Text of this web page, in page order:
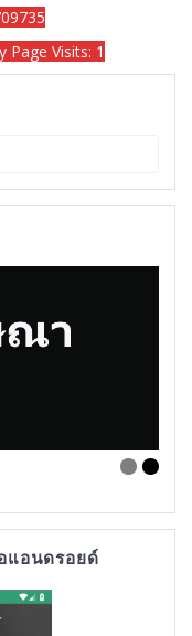
แอนดรอยด์
Page Visits: 1